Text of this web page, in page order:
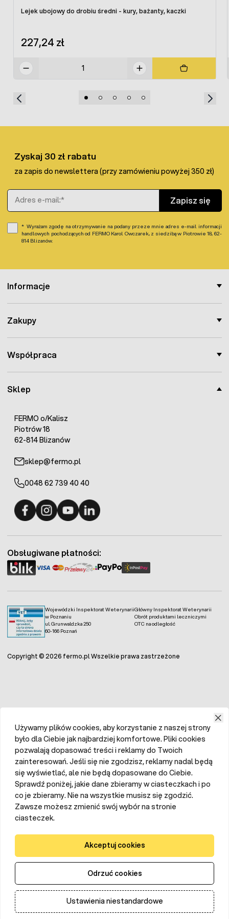
Ilość
bezpieczeństwa CE.
Lejek ubojowy do drobiu średni - kury, bażanty, kaczki
227,24 zł
Sklep
FERMO o/Kalisz
Piotrów 18
62-814 Blizanów
sklep@fermo.pl
0048 62 739 40 40
Informacje
Zakupy
Współpraca
Zyskaj 30 zł rabatu
za zapis do newslettera (przy zamówieniu powyżej 350 zł)
Adres e-mail
Zapisz się
Wyrażam zgodę na otrzymywanie na podany przeze mnie adres e-mail informacji
handlowych pochodzących od FERMO Karol Owczarek, z siedzibą w Piotrowie 18, 62-
814 Blizanów.
Wojewódzki Inspektorat Weterynarii
w Poznaniu
ul. Grunwaldzka 250
60-166 Poznań
Główny Inspektorat Weterynarii
Obrót produktami leczniczymi
OTC na odległość
Obsługiwane płatności:
Copyright © 2026 fermo.pl Wszelkie prawa zastrzeżone
Używamy plików cookies, aby korzystanie z naszej strony
było dla Ciebie jak najbardziej komfortowe. Pliki cookies
pozwalają dopasować treści i reklamy do Twoich
zainteresowań. Jeśli się nie zgodzisz, reklamy nadal będą
się wyświetlać, ale nie będą dopasowane do Ciebie.
Sprawdź poniżej, jakie dane zbieramy w ciasteczkach i po
co je zbieramy. Nie na wszystkie musisz się zgodzić.
Zawsze możesz zmienić swój wybór na stronie
ciasteczek.
Akceptuj cookies
Odrzuć cookies
Ustawienia niestandardowe